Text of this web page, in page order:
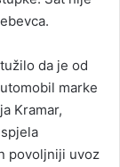
da je od
marke
Kramar,
povoljniji uvoz